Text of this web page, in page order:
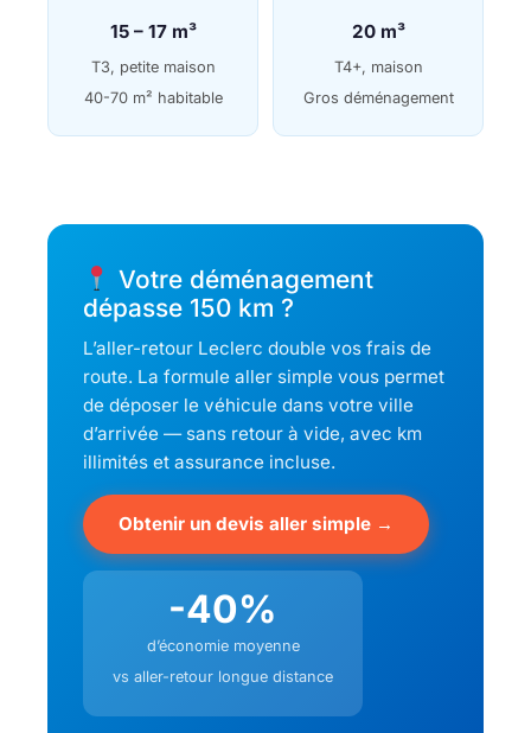
15 – 17 m³
T3, petite maison
40-70 m² habitable
20 m³
T4+, maison
Gros déménagement
Votre déménagement
dépasse 150 km ?
L’aller-retour Leclerc double vos frais de
route. La formule aller simple vous permet
de déposer le véhicule dans votre ville
d’arrivée — sans retour à vide, avec km
illimités et assurance incluse.
Obtenir un devis aller simple →
-40%
d’économie moyenne
vs aller-retour longue distance